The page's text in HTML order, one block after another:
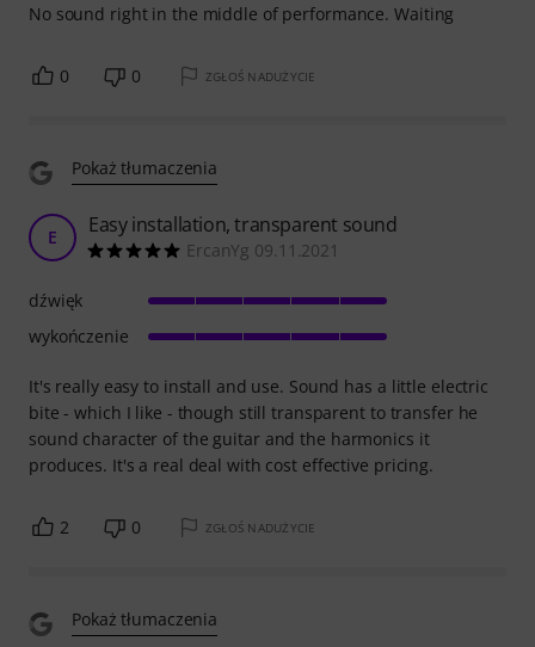
No sound right in the middle of performance. Waiting
0 0 ZGŁOŚ NADUŻYCIE
Pokaż tłumaczenia
E Easy installation, transparent sound
ErcanYg 09.11.2021
It's really easy to install and use. Sound has a little electric
bite - which I like - though still transparent to transfer he
sound character of the guitar and the harmonics it
produces. It's a real deal with cost effective pricing.
dźwięk
wykończenie
2 0 ZGŁOŚ NADUŻYCIE
Pokaż tłumaczenia